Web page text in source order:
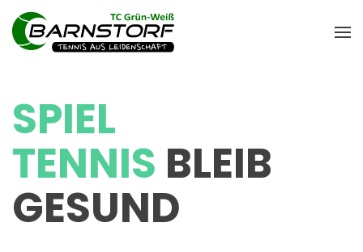
SPIEL
TENNIS BLEIB
GESUND